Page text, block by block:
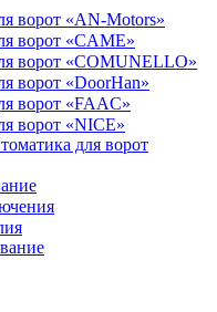
ворот «AN-Motors»
ворот «CAME»
ворот «COMUNELLO»
ворот «DoorHan»
ворот «FAAC»
ворот «NICE»
для ворот